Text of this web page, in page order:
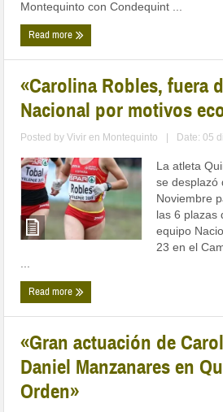
Montequinto con Condequint ...
Read more
«Carolina Robles, fuera
Nacional por motivos
Posted byVivir en Montequinto Date: 05
La atleta
se desplazó
Noviembre
las 6 plazas
equipo
23 en el
...
Read more
«Gran actuación de
Daniel Manzanares en
Orden»